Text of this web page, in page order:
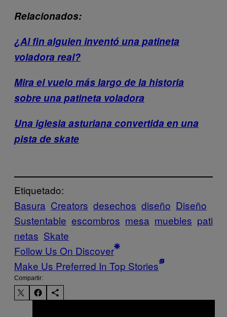
Relacionados:
¿Al fin alguien inventó una patineta
voladora real?
Mira el vuelo más largo de la historia
sobre una patineta voladora
Una iglesia asturiana convertida en una
pista de skate
Etiquetado:
Basura Creators desechos diseño Diseño
Sustentable escombros mesa muebles pati
netas Skate
Follow Us On Discover
Make Us Preferred In Top Stories
Compartir: